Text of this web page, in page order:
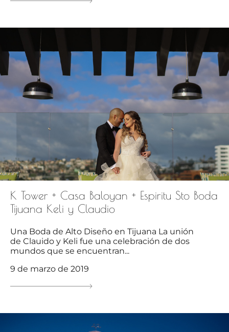
K Tower + Casa Baloyan + Espiritu Sto Boda
Tijuana Keli y Claudio
Una Boda de Alto Diseño en Tijuana La unión
de Clauido y Keli fue una celebración de dos
mundos que se encuentran...
9 de marzo de 2019